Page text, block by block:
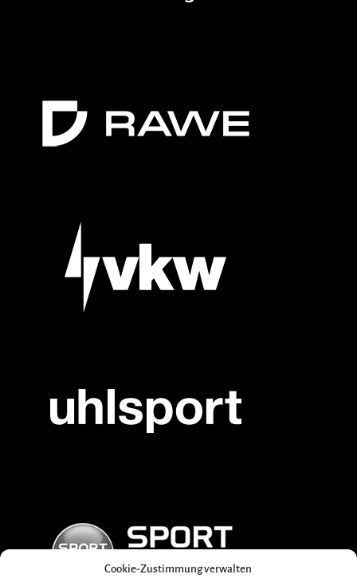
Cookie-Zustimmung verwalten